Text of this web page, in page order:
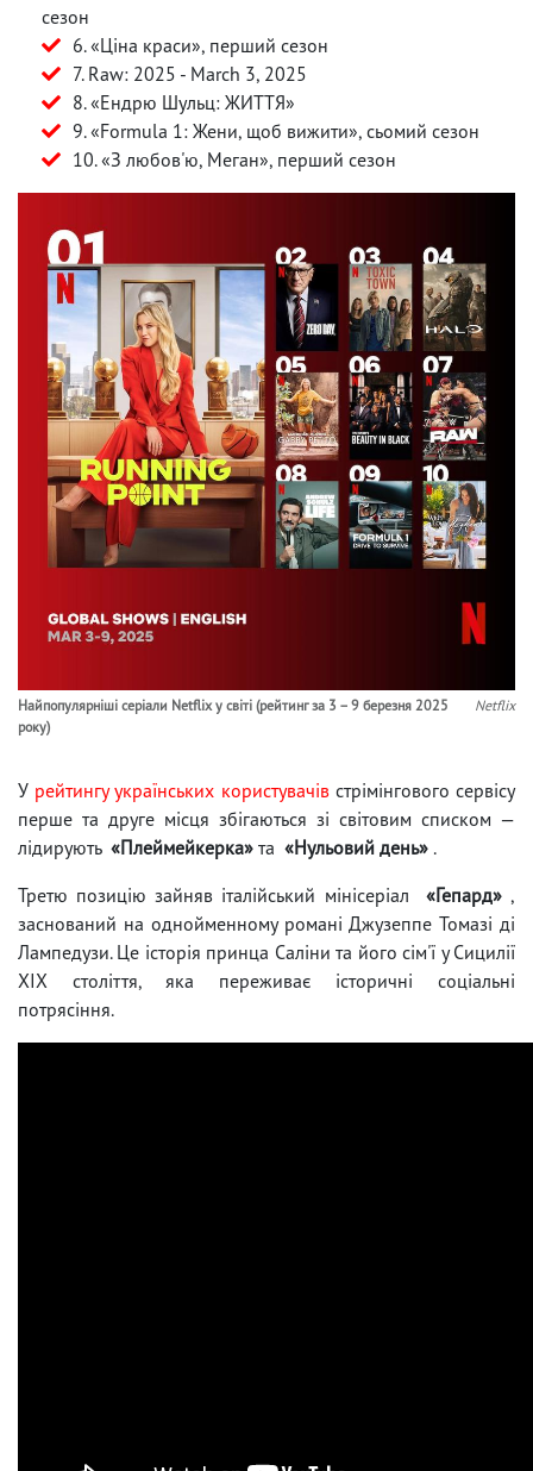
сезон
6. «Ціна краси», перший сезон
7. Raw: 2025 - March 3, 2025
8. «Ендрю Шульц: ЖИТТЯ»
9. «Formula 1: Жени, щоб вижити», сьомий сезон
10. «З любов'ю, Меган», перший сезон
Найпопулярніші серіали Netflix у світі (рейтинг за 3 – 9 березня 2025
року)
Netflix
У рейтингу українських користувачівстрімінгового сервісу
перше та друге місця збігаються зі світовим списком —
лідирують «Плеймейкерка» та «Нульовий день» .
Третю позицію зайняв італійський мінісеріал «Гепард»,
заснований на однойменному романі Джузеппе Томазі ді
Лампедузи. Це історія принца Саліни та його сім'ї у Сицилії
ХІХ століття, яка переживає історичні соціальні
потрясіння.